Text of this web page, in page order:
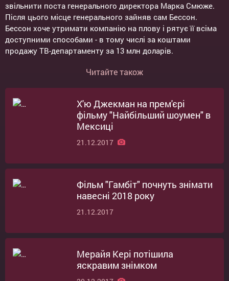
звільнити поста генерального директора Марка Смюже.
Після цього місце генерального зайняв сам Бессон.
Бессон хоче утримати компанію на плову і рятує її всіма
доступними способами - в тому числі за коштами
продажу ТВ-департаменту за 13 млн доларів.
Читайте також
Х'ю Джекман на прем'єрі
фільму "Найбільший шоумен" в
Мексиці
21.12.2017
Фільм "Гамбіт" почнуть знімати
навесні 2018 року
21.12.2017
Мерайя Кері потішила
яскравим знімком